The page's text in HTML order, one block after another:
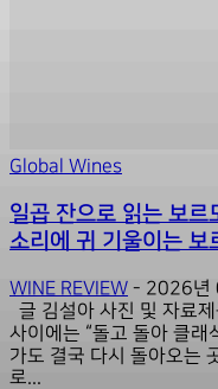
Global Wines
일곱 잔으로 읽는 보
소리에 귀 기울이는 보
WINE REVIEW - 2026년
글 김설아 사진 및 자료제공 ㈜하이
사이에는 “돌고 돌아 클래
가도 결국 다시 돌아오는
로...